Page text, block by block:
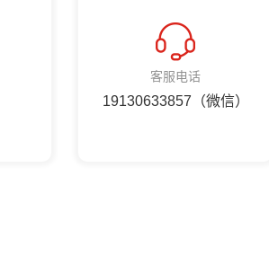
客服电话
19130633857（微信）